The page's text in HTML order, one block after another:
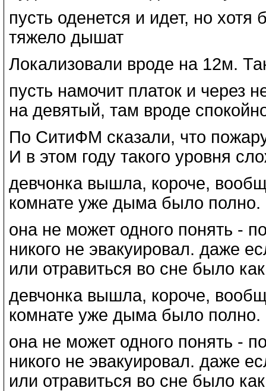
пусть оденется и идет, но
тяжело дышат
Локализовали вроде на 12м.
пусть намочит платок и через
на девятый, там вроде
По СитиФМ сказали, что
И в этом году такого уровня
девчонка вышла, короче,
комнате уже дыма было полно.
она не может одного понять -
никого не эвакуировал. даже
или отравиться во сне было
девчонка вышла, короче,
комнате уже дыма было полно.
она не может одного понять -
никого не эвакуировал. даже
или отравиться во сне было